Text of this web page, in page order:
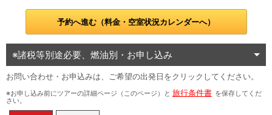
予約へ進む（料金・空室状況カレンダーへ）
※諸税等別途必要、燃油別・お申し込み
お問い合わせ・お申込みは、ご希望の出発日をクリックしてください。
※お申し込み前にツアーの詳細ページ（このページ）と 旅行条件書 を保存してくだ
さい。